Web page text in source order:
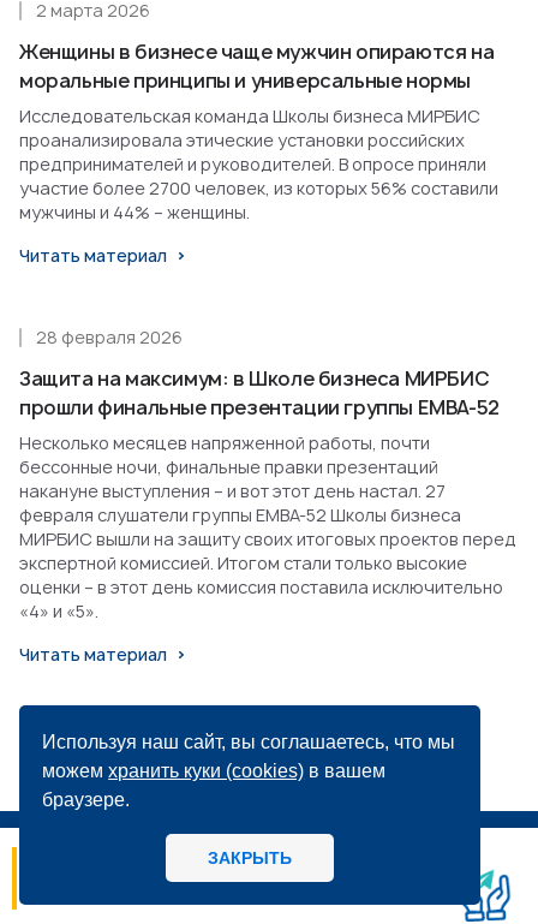
Используя наш сайт, вы соглашаетесь, что мы
можемхранить куки (cookies) в вашем
браузере.
ЗАКРЫТЬ
Женщины в бизнесе чаще мужчин опираются на
моральные принципы и универсальные нормы
2 марта 2026
Исследовательская команда Школы бизнеса МИРБИС
проанализировала этические установки российских
предпринимателей и руководителей. В опросе приняли
участие более 2700 человек, из которых 56% составили
мужчины и 44% – женщины.
Читать материал
Защита на максимум: в Школе бизнеса МИРБИС
прошли финальные презентации группы EMBA-52
28 февраля 2026
Несколько месяцев напряженной работы, почти
бессонные ночи, финальные правки презентаций
накануне выступления – и вот этот день настал. 27
февраля слушатели группы EMBA-52 Школы бизнеса
МИРБИС вышли на защиту своих итоговых проектов перед
экспертной комиссией. Итогом стали только высокие
оценки – в этот день комиссия поставила исключительно
«4» и «5».
Читать материал
МИРБИС - Школа бизнеса А вы как